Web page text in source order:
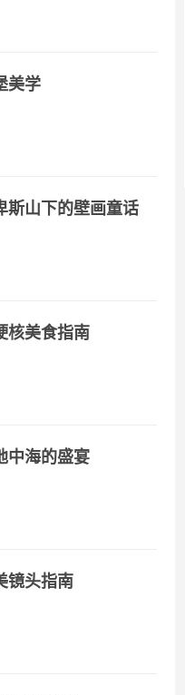
美学
斯山下的壁画童话
核美食指南
中海的盛宴
镜头指南